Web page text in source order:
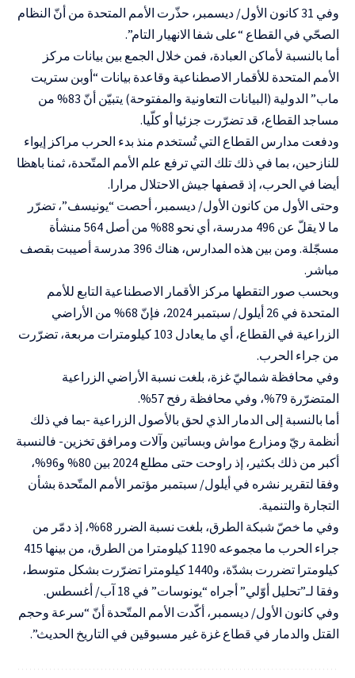
وفي 31 كانون الأول/ ديسمبر، حذّرت الأمم المتحدة من أنّ النظام
الصحّي في القطاع “على شفا الانهيار التام”.
أما بالنسبة لأماكن العبادة، فمن خلال الجمع بين بيانات مركز
الأمم المتحدة للأقمار الاصطناعية وقاعدة بيانات “أوبن ستريت
ماب” الدولية (البيانات التعاونية والمفتوحة) يتبيّن أنّ 83% من
مساجد القطاع، قد تضرّرت جزئيا أو كلّيا.
ودفعت مدارس القطاع التي تُستخدم منذ بدء الحرب مراكز إيواء
للنازحين، بما في ذلك تلك التي ترفع علم الأمم المتّحدة، ثمنا باهظا
أيضا في الحرب، إذ قصفها جيش الاحتلال مرارا.
وحتى الأول من كانون الأول/ ديسمبر، أحصت “يونيسف”، تضرّر
ما لا يقلّ عن 496 مدرسة، أي نحو 88% من أصل 564 منشأة
مسجّلة. ومن بين هذه المدارس، هناك 396 مدرسة أصيبت بقصف
مباشر.
وبحسب صور التقطها مركز الأقمار الاصطناعية التابع للأمم
المتحدة في 26 أيلول/ سبتمبر 2024، فإنّ 68% من الأراضي
الزراعية في القطاع، أي ما يعادل 103 كيلومترات مربعة، تضرّرت
من جراء الحرب.
وفي محافظة شماليّ غزة، بلغت نسبة الأراضي الزراعية
المتضرّرة 79%، وفي محافظة رفح 57%.
أما بالنسبة إلى الدمار الذي لحق بالأصول الزراعية -بما في ذلك
أنظمة ريّ ومزارع مواش وبساتين وآلات ومرافق تخزين- فالنسبة
أكبر من ذلك بكثير، إذ راوحت حتى مطلع 2024 بين 80% و96%،
وفقا لتقرير نشره في أيلول/ سبتمبر مؤتمر الأمم المتّحدة بشأن
التجارة والتنمية.
وفي ما خصّ شبكة الطرق، بلغت نسبة الضرر 68%، إذ دمّر من
جراء الحرب ما مجموعه 1190 كيلومترا من الطرق، من بينها 415
كيلومترا تضررت بشدّة، و1440 كيلومترا تضرّرت بشكل متوسط،
وفقا لـ”تحليل أوّلي” أجراه “يونوسات” في 18 آب/ أغسطس.
وفي كانون الأول/ ديسمبر، أكّدت الأمم المتّحدة أنّ “سرعة وحجم
القتل والدمار في قطاع غزة غير مسبوقين في التاريخ الحديث”.